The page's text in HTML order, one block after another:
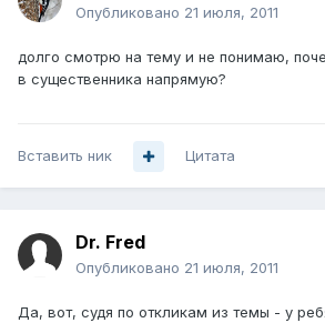
Опубликовано 21 июля, 2011
долго смотрю на тему и не понимаю,
в существенника напрямую?
Вставить ник Цитата
Dr. Fred
Опубликовано 21 июля, 2011
Да, вот, судя по откликам из темы - у